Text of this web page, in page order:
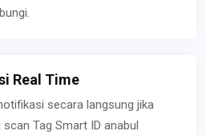
Real Time
secara langsung jika
Tag Smart ID anabul